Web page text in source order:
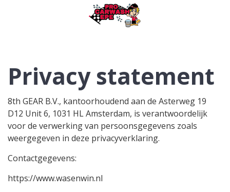
Privacy statement
8th GEAR B.V., kantoorhoudend aan de Asterweg 19
D12 Unit 6, 1031 HL Amsterdam, is verantwoordelijk
voor de verwerking van persoonsgegevens zoals
weergegeven in deze privacyverklaring.
Contactgegevens:
https://www.wasenwin.nl